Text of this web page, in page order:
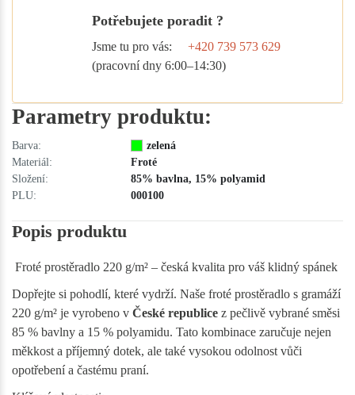
Potřebujete poradit ?
Jsme tu pro vás:
+420 739 573 629
(pracovní dny 6:00–14:30)
Parametry produktu:
Barva:
zelená
Materiál:
Froté
Složení:
85% bavlna, 15% polyamid
PLU:
000100
Popis produktu
Froté prostěradlo 220 g/m² – česká kvalita pro váš klidný spánek
Dopřejte si pohodlí, které vydrží. Naše froté prostěradlo s gramáží
220 g/m² je vyrobeno v České republice z pečlivě vybrané směsi
85 % bavlny a 15 % polyamidu. Tato kombinace zaručuje nejen
měkkost a příjemný dotek, ale také vysokou odolnost vůči
opotřebení a častému praní.